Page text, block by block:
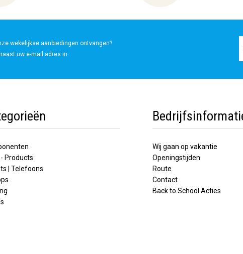
wekelijkse aanbiedingen ontvangen?
uw e-mail adres in.
Products
| Telefoons
Wij gaan op vakantie
Openingstijden
Route
Contact
Back to School Acties